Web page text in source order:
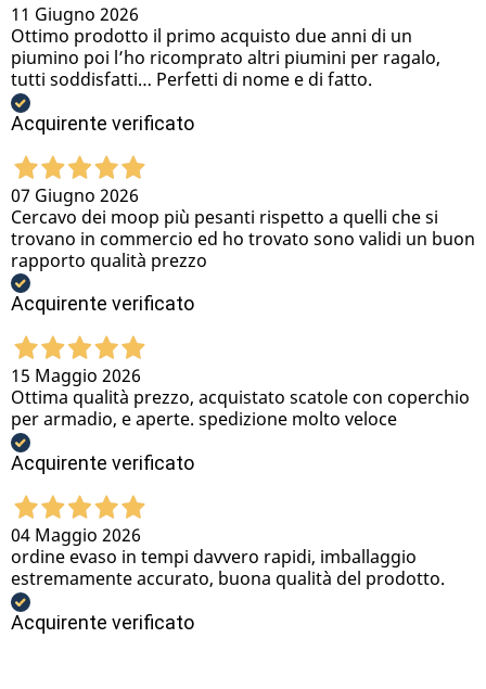
11 Giugno 2026
Ottimo prodotto il primo acquisto due anni di un
piumino poi l’ho ricomprato altri piumini per ragalo,
tutti soddisfatti… Perfetti di nome e di fatto.
Acquirente verificato
07 Giugno 2026
Cercavo dei moop più pesanti rispetto a quelli che si
trovano in commercio ed ho trovato sono validi un buon
rapporto qualità prezzo
Acquirente verificato
15 Maggio 2026
Ottima qualità prezzo, acquistato scatole con coperchio
per armadio, e aperte. spedizione molto veloce
Acquirente verificato
04 Maggio 2026
ordine evaso in tempi davvero rapidi, imballaggio
estremamente accurato, buona qualità del prodotto.
Acquirente verificato